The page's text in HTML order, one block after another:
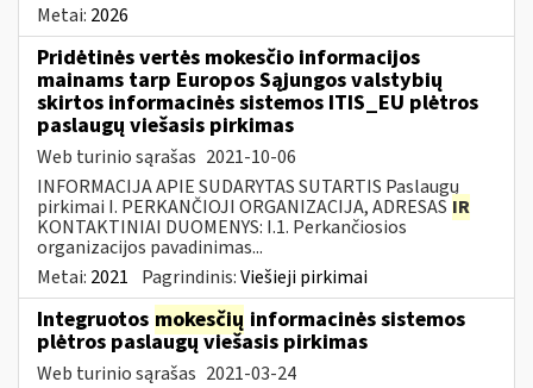
Metai: 2026
Pridėtinės vertės mokesčio informacijos
mainams tarp Europos Sąjungos valstybių
skirtos informacinės sistemos ITIS_EU plėtros
paslaugų viešasis pirkimas
Web turinio sąrašas 2021-10-06
INFORMACIJA APIE SUDARYTAS SUTARTIS Paslaugų
pirkimai I. PERKANČIOJI ORGANIZACIJA, ADRESAS IR
KONTAKTINIAI DUOMENYS: I.1. Perkančiosios
organizacijos pavadinimas...
Metai: 2021 Pagrindinis:Viešieji pirkimai
Integruotos mokesčių informacinės sistemos
plėtros paslaugų viešasis pirkimas
Web turinio sąrašas 2021-03-24